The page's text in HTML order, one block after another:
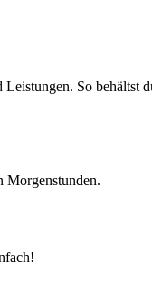
So behältst
Morgenstunden.